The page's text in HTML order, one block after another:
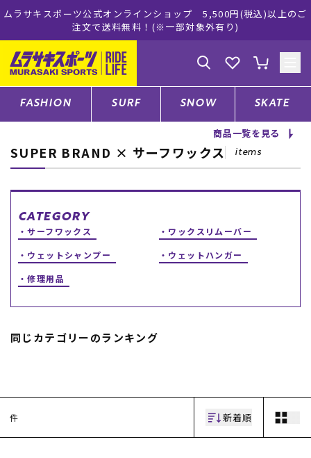
ムラサキスポーツ公式オンラインショップ 5,500円(税込)以上のご
注文で送料無料！(※一部対象外有り)
ゲスト様
ログイン 会員登録
店舗一覧
CATEGORY
ファッションTOP
スノーTOP
FASHION SURF SNOW SKATE
商品一覧を見る
SUPER BRAND × サーフワックス items
CATEGORY
サーフワックス
ワックスリムーバー
ウェットシャンプー
ウェットハンガー
修理用品
同じカテゴリーのランキング
件 新着順